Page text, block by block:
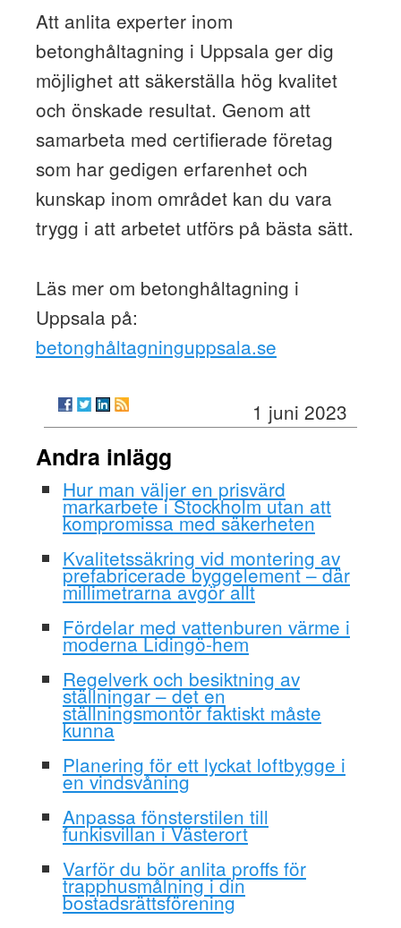
Att anlita experter inom
betonghåltagning i Uppsala ger dig
möjlighet att säkerställa hög kvalitet
och önskade resultat. Genom att
samarbeta med certifierade företag
som har gedigen erfarenhet och
kunskap inom området kan du vara
trygg i att arbetet utförs på bästa sätt.
Läs mer om betonghåltagning i
Uppsala på:
betonghåltagninguppsala.se
1 juni 2023
Andra inlägg
Hur man väljer en prisvärd
markarbete i Stockholm utan att
kompromissa med säkerheten
Kvalitetssäkring vid montering av
prefabricerade byggelement – där
millimetrarna avgör allt
Fördelar med vattenburen värme i
moderna Lidingö-hem
Regelverk och besiktning av
ställningar – det en
ställningsmontör faktiskt måste
kunna
Planering för ett lyckat loftbygge i
en vindsvåning
Anpassa fönsterstilen till
funkisvillan i Västerort
Varför du bör anlita proffs för
trapphusmålning i din
bostadsrättsförening